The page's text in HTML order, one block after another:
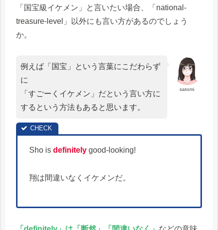
「国宝級イケメン」と言いたい場合、「national-
treasure-level」以外にも言い方があるのでしょう
か。
satomi
例えば「国宝」という言葉にこだわらず
に
「すごーくイケメン」だという言い方に
するという方法もあると思います。
Sho is definitely good-looking!
翔は間違いなくイケメンだ。